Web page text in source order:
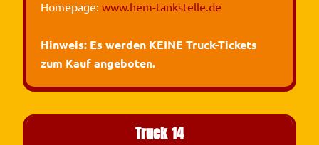
Homepage: www.hem-tankstelle.de
Hinweis: Es werden KEINE Truck-Tickets
zum Kauf angeboten.
Truck 14